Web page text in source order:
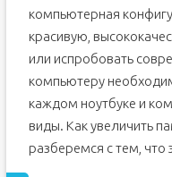
компьютерная
красивую,
или испробовать
компьютеру
каждом ноутбуке и
виды. Как увеличить
разберемся с тем, что